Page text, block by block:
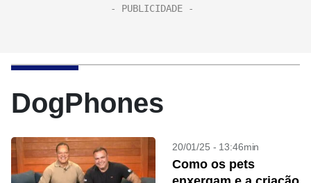
DogPhones
20/01/25 - 13:46min
Como os pets